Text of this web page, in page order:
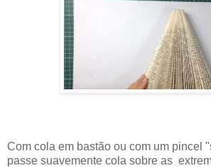
Com cola em bastão ou com um pincel
passe suavemente cola sobre as